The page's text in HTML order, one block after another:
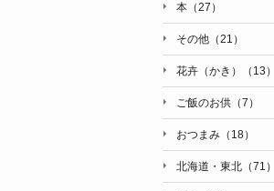
本（27）
その他（21）
花卉（かき）（13）
ご飯のお供（7）
おつまみ（18）
北海道・東北（71）